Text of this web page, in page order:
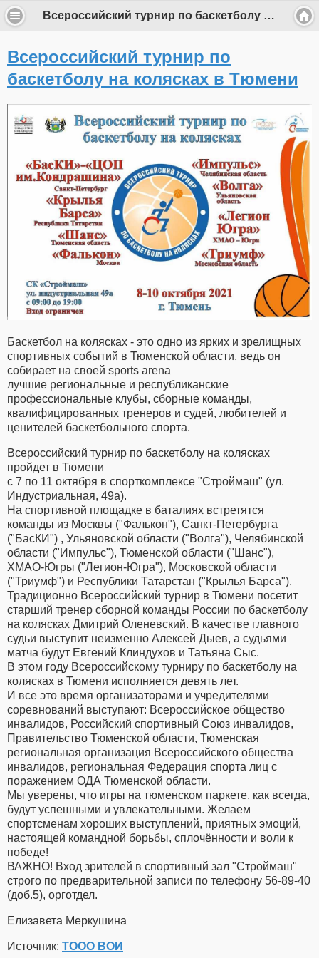
Всероссийский турнир по баскетболу на колясках в Тюмени
Всероссийский турнир по
баскетболу на колясках в Тюмени
Баскетбол на колясках - это одно из ярких и зрелищных
спортивных событий в Тюменской области, ведь он
собирает на своей sports arena
лучшие региональные и республиканские
профессиональные клубы, сборные команды,
квалифицированных тренеров и судей, любителей и
ценителей баскетбольного спорта.
Всероссийский турнир по баскетболу на колясках
пройдет в Тюмени
с 7 по 11 октября в спорткомплексе "Строймаш" (ул.
Индустриальная, 49а).
На спортивной площадке в баталиях встретятся
команды из Москвы ("Фалькон"), Санкт-Петербурга
("БасКИ") , Ульяновской области ("Волга"), Челябинской
области ("Импульс"), Тюменской области ("Шанс"),
ХМАО-Югры ("Легион-Югра"), Московской области
("Триумф") и Республики Татарстан ("Крылья Барса").
Традиционно Всероссийский турнир в Тюмени посетит
старший тренер сборной команды России по баскетболу
на колясках Дмитрий Оленевский. В качестве главного
судьи выступит неизменно Алексей Дыев, а судьями
матча будут Евгений Клиндухов и Татьяна Сыс.
В этом году Всероссийскому турниру по баскетболу на
колясках в Тюмени исполняется девять лет.
И все это время организаторами и учредителями
соревнований выступают: Всероссийское общество
инвалидов, Российский спортивный Союз инвалидов,
Правительство Тюменской области, Тюменская
региональная организация Всероссийского общества
инвалидов, региональная Федерация спорта лиц с
поражением ОДА Тюменской области.
Мы уверены, что игры на тюменском паркете, как всегда,
будут успешными и увлекательными. Желаем
спортсменам хороших выступлений, приятных эмоций,
настоящей командной борьбы, сплочённости и воли к
победе!
ВАЖНО! Вход зрителей в спортивный зал "Строймаш"
строго по предварительной записи по телефону 56-89-40
(доб.5), орготдел.
Елизавета Меркушина
Источник: ТООО ВОИ